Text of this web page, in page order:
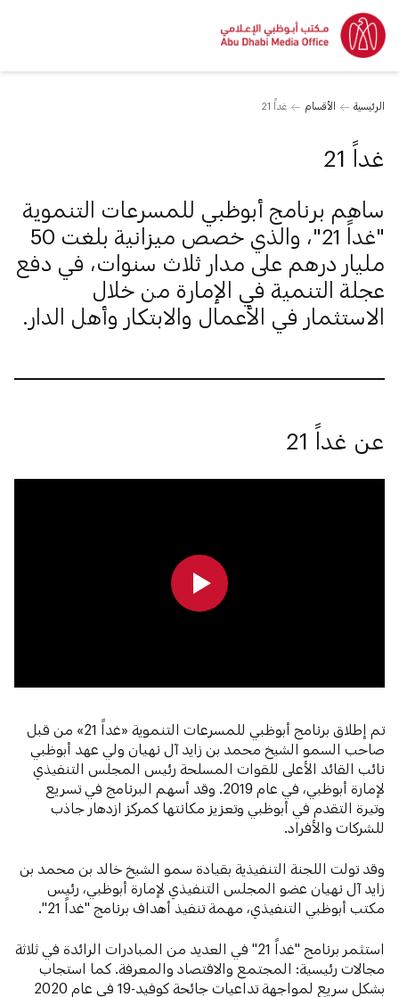
الرئيسية الأقسام غداً 21
غداً 21
ساهم برنامج أبوظبي للمسرعات التنموية
"غداً 21"، والذي خصص ميزانية بلغت 50
مليار درهم على مدار ثلاث سنوات، في دفع
عجلة التنمية في الإمارة من خلال
الاستثمار في الأعمال والابتكار وأهل الدار.
عن غداً 21
تم إطلاق برنامج أبوظبي للمسرعات التنموية «غداً 21» من قبل
صاحب السمو الشيخ محمد بن زايد آل نهيان ولي عهد أبوظبي
نائب القائد الأعلى للقوات المسلحة رئيس المجلس التنفيذي
لإمارة أبوظبي، في عام 2019. وقد أسهم البرنامج في تسريع
وتيرة التقدم في أبوظبي وتعزيز مكانتها كمركز ازدهار جاذب
للشركات والأفراد.
وقد تولت اللجنة التنفيذية بقيادة سمو الشيخ خالد بن محمد بن
زايد آل نهيان عضو المجلس التنفيذي لإمارة أبوظبي، رئيس
مكتب أبوظبي التنفيذي، مهمة تنفيذ أهداف برنامج "غداً 21".
استثمر برنامج "غداً 21" في العديد من المبادرات الرائدة في ثلاثة
مجالات رئيسية: المجتمع والاقتصاد والمعرفة. كما استجاب
بشكل سريع لمواجهة تداعيات جائحة كوفيد-19 في عام 2020